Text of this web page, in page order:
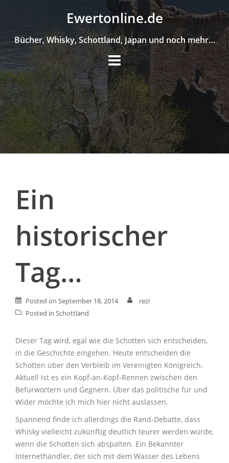
to
Ewertonline.de
Bücher, Whisky, Schottland, Japan und noch mehr…
Ein
historischer
Tag…
Posted on September 18, 2014
rezi
Posted in Schottland
Dieser Tag wird, egal wie die Schotten sich entscheiden,
in die Geschichte eingehen. Heute entscheiden die
Schotten über den Verbleib im Vereinigten Königreich.
Aktuell ist es ein Kopf-an-Kopf-Rennen zwischen den
Befürwortern und Gegnern. Über das politische für und
Wider möchte ich mich hier nicht auslassen.
Spannend finde ich allerdings die Rand-Debatte, dass
Whisky vielleicht zukünftig deutlich teurer werden würde,
wenn die Schotten sich abspalten. Ein Bekannter
Internethändler, der sich mit dem Wasser des Lebens